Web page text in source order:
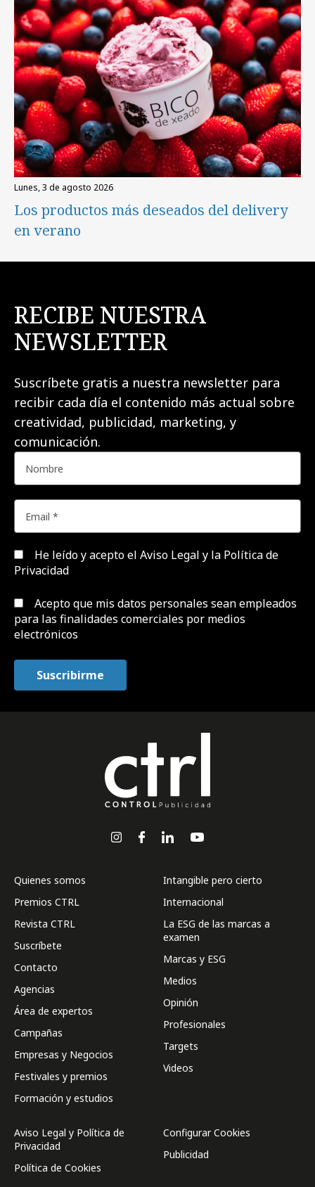
lunes, 3 de agosto 2026
Los productos más deseados del delivery
en verano
RECIBE NUESTRA
NEWSLETTER
Suscríbete gratis a nuestra newsletter para
recibir cada día el contenido más actual sobre
creatividad, publicidad, marketing, y
comunicación.
He leído y acepto el Aviso Legal y la Política de
Privacidad
Acepto que mis datos personales sean empleados
para las finalidades comerciales por medios
electrónicos
Quienes somos
Premios CTRL
Revista CTRL
Suscríbete
Contacto
Agencias
Área de expertos
Campañas
Empresas y Negocios
Festivales y premios
Formación y estudios
Intangible pero cierto
Internacional
La ESG de las marcas a
examen
Marcas y ESG
Medios
Opinión
Profesionales
Targets
Videos
Aviso Legal y Política de
Privacidad
Política de Cookies
Configurar Cookies
Publicidad